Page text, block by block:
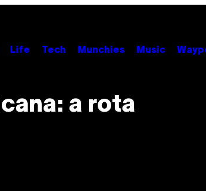
Life Tech Munchies Music
a rota